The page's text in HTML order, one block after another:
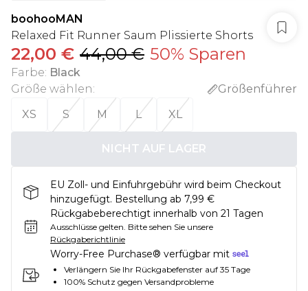
boohooMAN
Relaxed Fit Runner Saum Plissierte Shorts
22,00 € 44,00 € 50% Sparen
Farbe: Black
Größe wählen:
Größenführer
XS
S M L XL
NICHT AUF LAGER
EU Zoll- und Einfuhrgebühr wird beim Checkout
hinzugefügt. Bestellung ab 7,99 €
Rückgabeberechtigt innerhalb von 21 Tagen
Ausschlüsse gelten. Bitte sehen Sie unsere
Rückgaberichtlinie
Worry-Free Purchase® verfügbar mit
Verlängern Sie Ihr Rückgabefenster auf 35 Tage
100% Schutz gegen Versandprobleme